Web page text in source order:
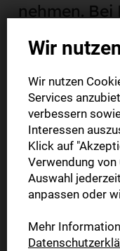
nehmen.
uns
Sie
Wir
Wir nutzen
Services
verbessern
Interessen
Klick auf
Verwendung
Auswahl
anpassen oder
Mehr